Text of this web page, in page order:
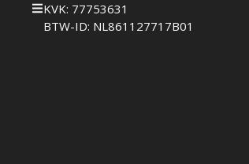
KVK: 77753631
BTW-ID: NL861127717B01